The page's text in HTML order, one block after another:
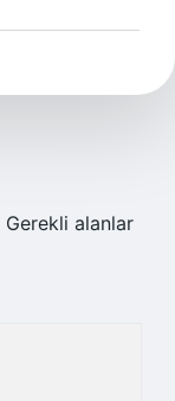
Gerekli alanlar